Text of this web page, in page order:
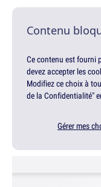
Contenu
Ce contenu est fourni
devez accepter les
Modifiez ce choix à
de la Confidentialité"
Gérer mes